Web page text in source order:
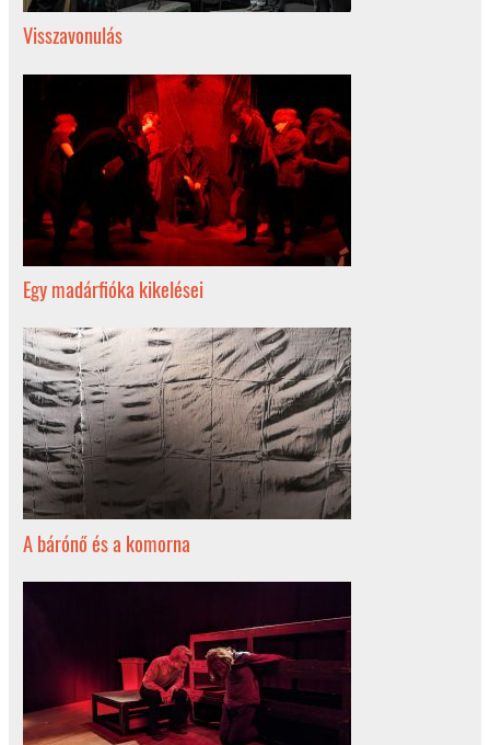
Visszavonulás
Egy madárfióka kikelései
A bárónő és a komorna